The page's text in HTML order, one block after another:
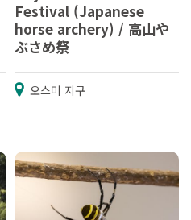
Festival (Japanese
horse archery) / 高山や
ぶさめ祭
오스미 지구